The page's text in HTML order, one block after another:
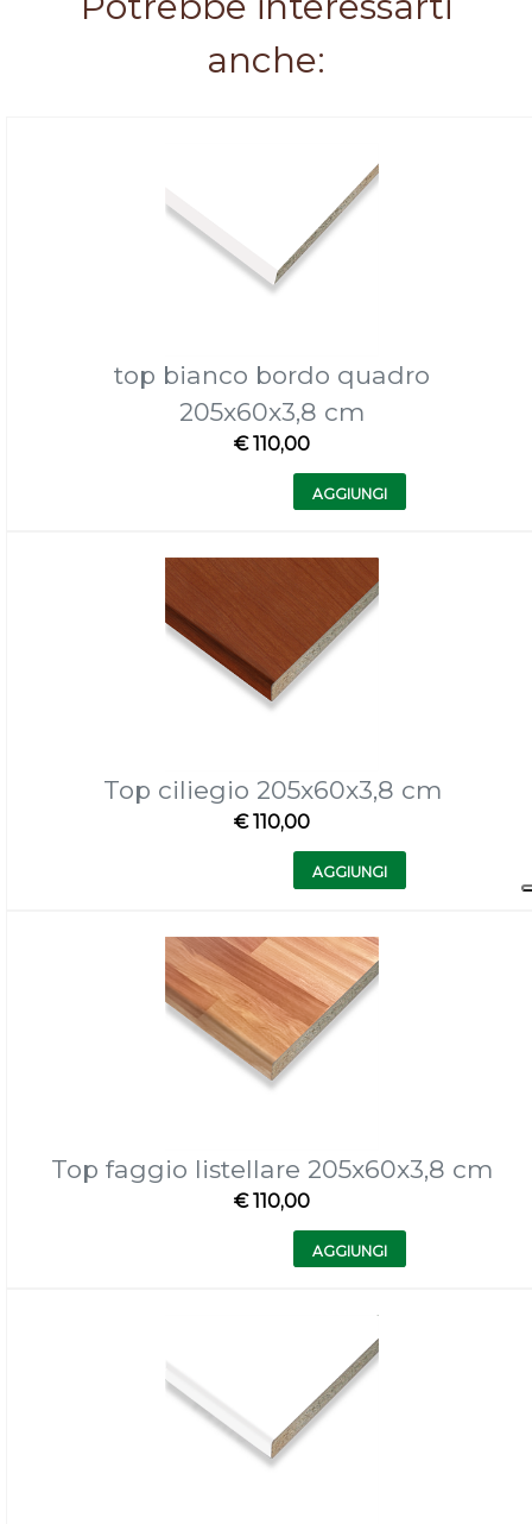
anche:
top bianco bordo quadro
205x60x3,8 cm
€ 110,00
Quantità
AGGIUNGI
Top ciliegio 205x60x3,8 cm
€ 110,00
Quantità
AGGIUNGI
Top faggio listellare 205x60x3,8 cm
€ 110,00
Quantità
AGGIUNGI